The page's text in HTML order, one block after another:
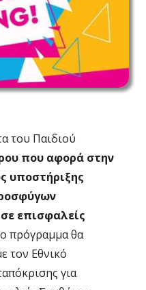
του Παιδιού
που αφορά στην
υποστήριξης
επισφαλείς
πρόγραμμα θα
τον Εθνικό
για